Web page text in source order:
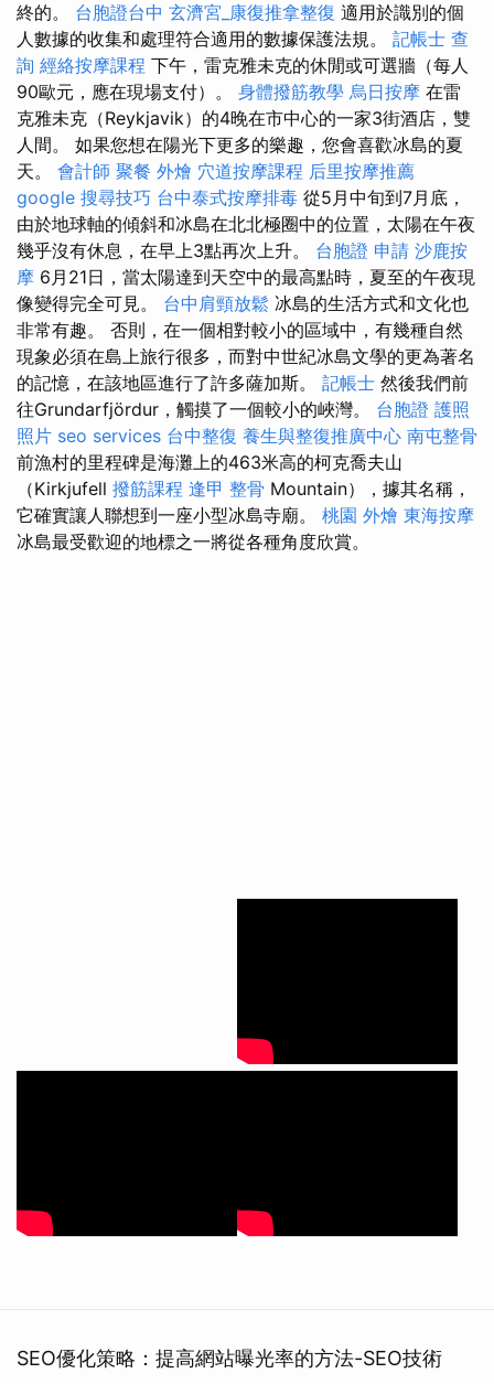
終的。 台胞證台中 玄濟宮_康復推拿整復 適用於識別的個
人數據的收集和處理符合適用的數據保護法規。 記帳士 查
詢 經絡按摩課程 下午，雷克雅未克的休閒或可選牆（每人
90歐元，應在現場支付）。 身體撥筋教學 烏日按摩 在雷
克雅未克（Reykjavik）的4晚在市中心的一家3街酒店，雙
人間。 如果您想在陽光下更多的樂趣，您會喜歡冰島的夏
天。 會計師 聚餐 外燴 穴道按摩課程 后里按摩推薦
google 搜尋技巧 台中泰式按摩排毒 從5月中旬到7月底，
由於地球軸的傾斜和冰島在北北極圈中的位置，太陽在午夜
幾乎沒有休息，在早上3點再次上升。 台胞證 申請 沙鹿按
摩 6月21日，當太陽達到天空中的最高點時，夏至的午夜現
像變得完全可見。 台中肩頸放鬆 冰島的生活方式和文化也
非常有趣。 否則，在一個相對較小的區域中，有幾種自然
現象必須在島上旅行很多，而對中世紀冰島文學的更為著名
的記憶，在該地區進行了許多薩加斯。 記帳士 然後我們前
往Grundarfjördur，觸摸了一個較小的峽灣。 台胞證 護照
照片 seo services 台中整復 養生與整復推廣中心 南屯整骨
前漁村的里程碑是海灘上的463米高的柯克喬夫山
（Kirkjufell 撥筋課程 逢甲 整骨 Mountain），據其名稱，
它確實讓人聯想到一座小型冰島寺廟。 桃園 外燴 東海按摩
冰島最受歡迎的地標之一將從各種角度欣賞。
SEO優化策略：提高網站曝光率的方法-SEO技術